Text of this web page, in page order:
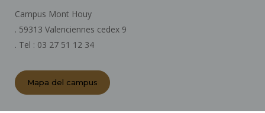
Campus Mont Houy
. 59313 Valenciennes cedex 9
. Tel : 03 27 51 12 34
Mapa del campus